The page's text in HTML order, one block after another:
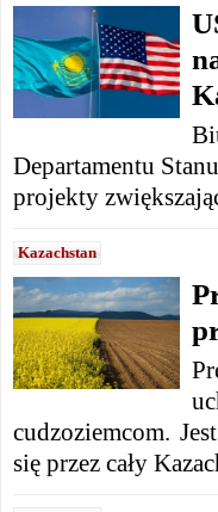
Departamentu
projekty
Kazachstan
cudzoziemcom.
się przez cały